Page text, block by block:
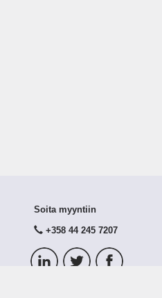
Soita myyntiin
+358 44 245 7207